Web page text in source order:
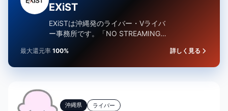
EXiST
EXiSTは沖縄発のライバー・Vライバ
ー事務所です。「NO STREAMING,
イタ…
最大還元率 100% 詳しく見る
沖縄県 ライバー